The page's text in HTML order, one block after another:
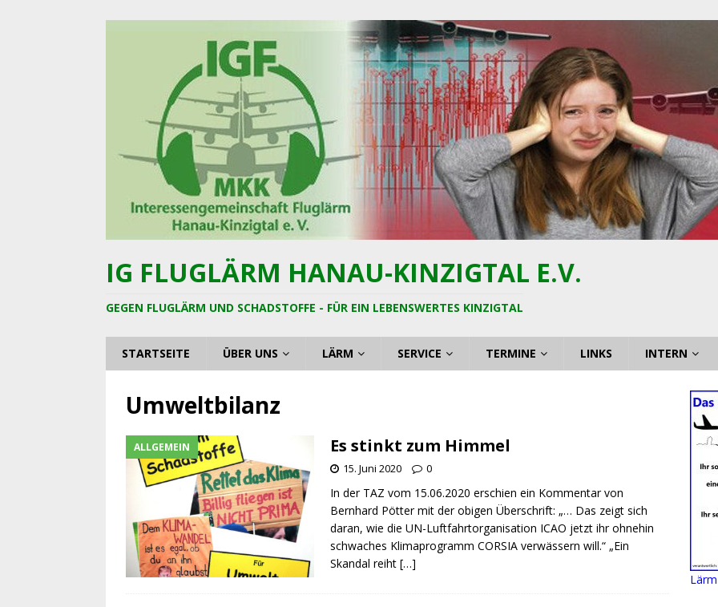
IG FLUGLÄRM HANAU-KINZIGTAL E.V.
GEGEN FLUGLÄRM UND SCHADSTOFFE - FÜR EIN LEBENSWERTES KINZIGTAL
STARTSEITE ÜBER UNS LÄRM SERVICE TERMINE LINKS INTERN
Umweltbilanz
ALLGEMEIN Es stinkt zum Himmel
15. Juni 2020 0
In der TAZ vom 15.06.2020 erschien ein Kommentar von
Bernhard Pötter mit der obigen Überschrift: „… Das zeigt sich
daran, wie die UN-Luftfahrtorganisation ICAO jetzt ihr ohnehin
schwaches Klimaprogramm CORSIA verwässern will.“ „Ein
Skandal reiht […]